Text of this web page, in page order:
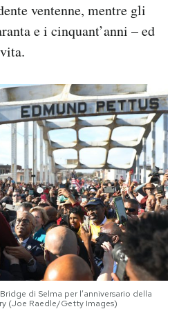
ventenne, mentre gli
e i cinquant’anni – ed
di Selma per l’anniversario della
(Joe Raedle/Getty Images)